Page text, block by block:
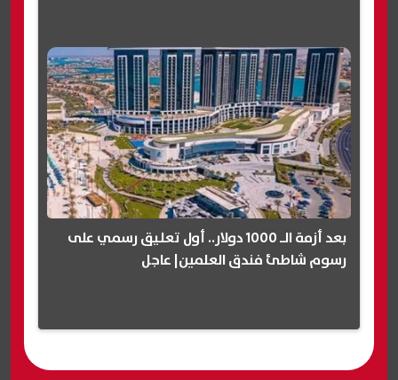
بعد أزمة الـ 1000 دولار.. أول تعليق رسمي على
رسوم شاطئ فندق العلمين| عاجل